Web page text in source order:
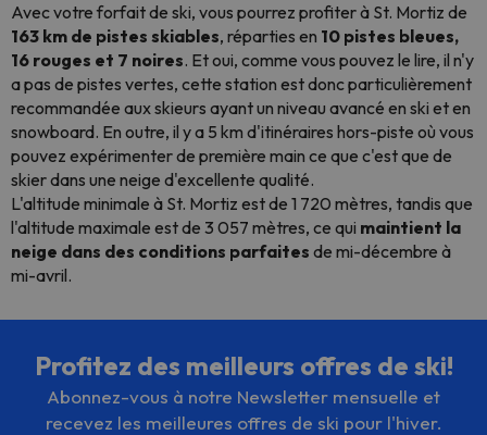
Avec votre forfait de ski, vous pourrez profiter à St. Mortiz de
163 km de pistes skiables, réparties en 10 pistes bleues,
16 rouges et 7 noires. Et oui, comme vous pouvez le lire, il n'y
a pas de pistes vertes, cette station est donc particulièrement
recommandée aux skieurs ayant un niveau avancé en ski eten
snowboard. En outre, il y a 5 km d'itinéraires hors-piste où vous
pouvez expérimenter de première main ce que c'est que de
skier dans une neige d'excellente qualité.
L'altitude minimale à St. Mortiz est de 1 720 mètres, tandis que
l'altitude maximale est de 3 057 mètres, ce qui maintient la
neige dans des conditions parfaites de mi-décembre à
mi-avril.
Profitez des meilleurs offres de ski!
Abonnez-vous à notre Newsletter mensuelle et
recevez les meilleures offres de ski pour l'hiver.